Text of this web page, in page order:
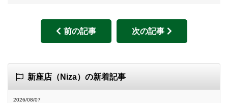
前の記事 次の記事
新座店（Niza）の新着記事
2026/08/07